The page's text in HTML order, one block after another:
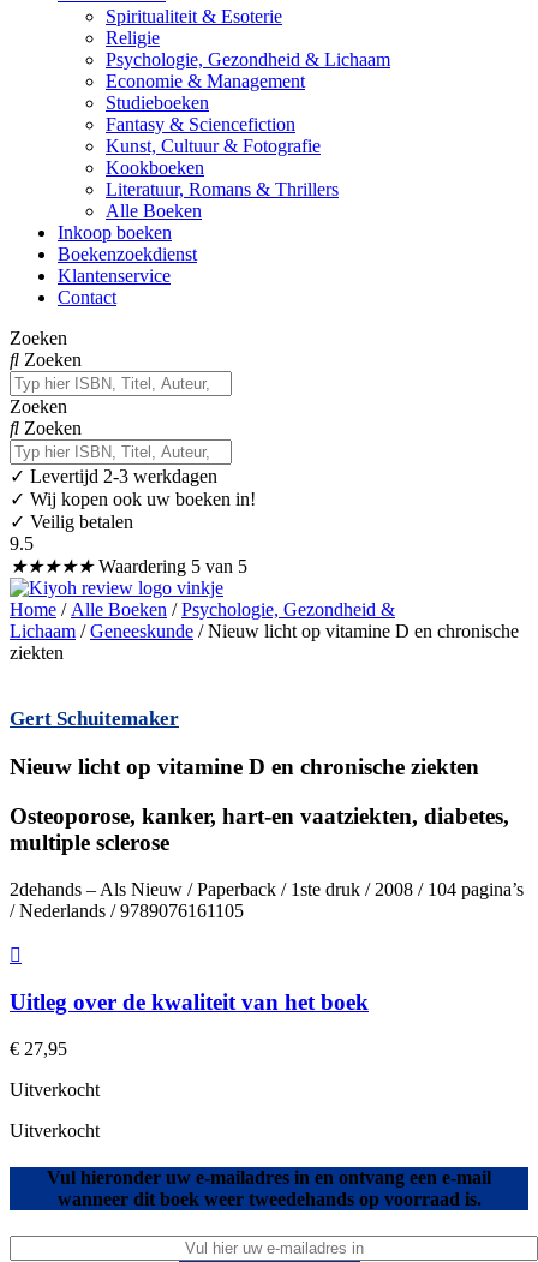
Spiritualiteit & Esoterie
Religie
Psychologie, Gezondheid & Lichaam
Economie & Management
Studieboeken
Fantasy & Sciencefiction
Kunst, Cultuur & Fotografie
Kookboeken
Literatuur, Romans & Thrillers
Alle Boeken
Inkoop boeken
Boekenzoekdienst
Klantenservice
Contact
Zoeken
Zoeken
Zoeken
Zoeken
✓ Levertijd 2-3 werkdagen
✓ Wij kopen ook uw boeken in!
✓ Veilig betalen
9.5
★★★★★ Waardering 5 van 5
Home / Alle Boeken /Psychologie, Gezondheid &
Lichaam /Geneeskunde / Nieuw licht op vitamine D en chronische
ziekten
Gert Schuitemaker
Nieuw licht op vitamine D en chronische ziekten
Osteoporose, kanker, hart-en vaatziekten, diabetes,
multiple sclerose
2dehands – Als Nieuw / Paperback / 1ste druk / 2008 / 104 pagina’s
/ Nederlands / 9789076161105
Uitleg over de kwaliteit van het boek
€ 27,95
Uitverkocht
Uitverkocht
Vul hieronder uw e-mailadres in en ontvang een e-mail
wanneer dit boek weer tweedehands op voorraad is.